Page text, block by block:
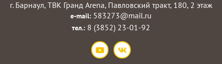
г. Барнаул, ТВК Гранд Arena, Павловский тракт, 180, 2 этаж
e-mail: 583273@mail.ru
тел.: 8 (3852) 23-01-92